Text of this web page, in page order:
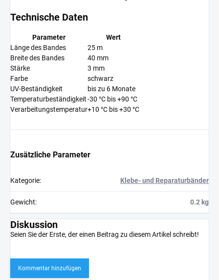
Technische Daten
Parameter
Wert
Länge des Bandes
25 m
Breite des Bandes
40 mm
Stärke
3 mm
Farbe
schwarz
UV-Beständigkeit
bis zu 6 Monate
Temperaturbeständigkeit-30 °C bis +90 °C
Verarbeitungstemperatur+10 °C bis +30 °C
Zusätzliche Parameter
Kategorie: Klebe- und Reparaturbänder
Gewicht: 0.2 kg
Diskussion
Seien Sie der Erste, der einen Beitrag zu diesem Artikel schreibt!
Kommentar hinzufügen